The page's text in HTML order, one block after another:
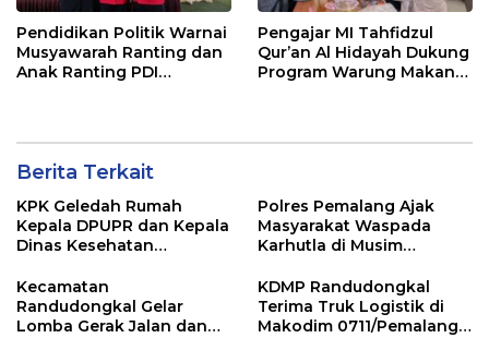
Pendidikan Politik Warnai
Musyawarah Ranting dan
Anak Ranting PDI
Pengajar MI Tahfidzul
Qur’an Al Hidayah Dukung
Program Warung Makan
Berita Terkait
KPK Geledah Rumah
Kepala DPUPR dan Kepala
Dinas Kesehatan
Polres Pemalang Ajak
Masyarakat Waspada
Karhutla di Musim
Kecamatan
Randudongkal Gelar
Lomba Gerak Jalan dan
KDMP Randudongkal
Terima Truk Logistik di
Makodim 0711/Pemalang